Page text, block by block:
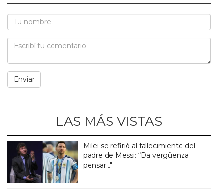
LAS MÁS VISTAS
Milei se refirió al fallecimiento del
padre de Messi: “Da vergüenza
pensar..."